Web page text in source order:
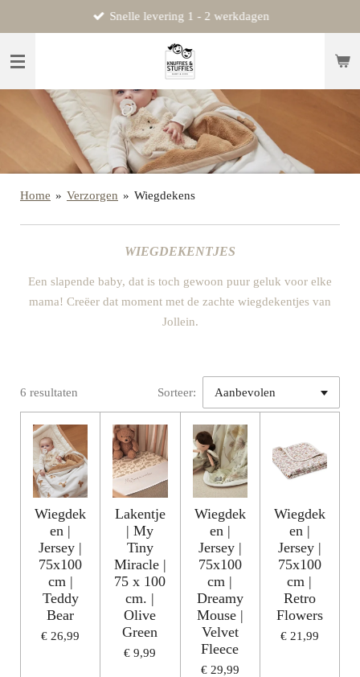
direct
naar
hoofdinhoud
Snelle levering 1 - 2 werkdagen
Home » Verzorgen » Wiegdekens
WIEGDEKENTJES
Een slapende baby, dat is toch gewoon puur geluk voor elke
mama! Creëer dat moment met de zachte wiegdekentjes van
Jollein.
6 resultaten Sorteer:
Wiegdek
en |
Jersey |
75x100
cm |
Teddy
Bear
€ 26,99
Lakentje
| My
Tiny
Miracle |
75 x 100
cm. |
Olive
Green
€ 9,99
Wiegdek
en |
Jersey |
75x100
cm |
Dreamy
Mouse |
Velvet
Fleece
€ 29,99
Wiegdek
en |
Jersey |
75x100
cm |
Retro
Flowers
€ 21,99